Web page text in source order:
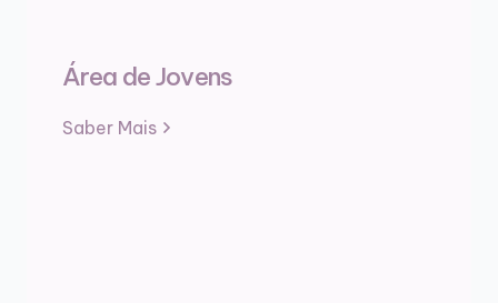
Área de Jovens
Saber Mais